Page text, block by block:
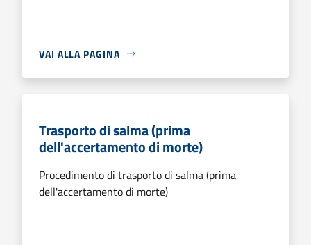
VAI ALLA PAGINA
Trasporto di salma (prima
dell'accertamento di morte)
Procedimento di trasporto di salma (prima
dell'accertamento di morte)